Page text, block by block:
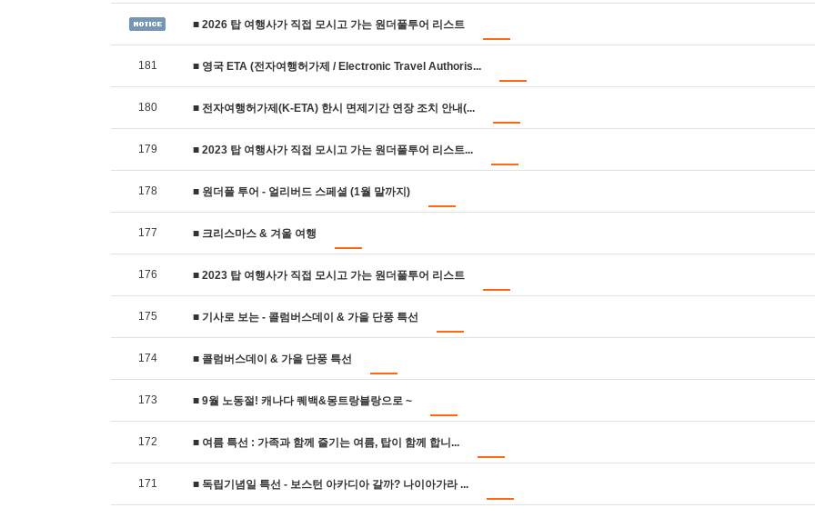
■ 2026 탑 여행사가 직접 모시고 가는 원더풀투어 리스트
181 ■ 영국 ETA (전자여행허가제 / Electronic Travel Authoris...
180 ■ 전자여행허가제(K-ETA) 한시 면제기간 연장 조치 안내(...
179 ■ 2023 탑 여행사가 직접 모시고 가는 원더풀투어 리스트...
178 ■ 원더풀 투어 - 얼리버드 스페셜 (1월 말까지)
177 ■ 크리스마스 & 겨울 여행
176 ■ 2023 탑 여행사가 직접 모시고 가는 원더풀투어 리스트
175 ■ 기사로 보는 - 콜럼버스데이 & 가을 단풍 특선
174 ■ 콜럼버스데이 & 가을 단풍 특선
173 ■ 9월 노동절! 캐나다 퀘백&몽트랑블랑으로 ~
172 ■ 여름 특선 : 가족과 함께 즐기는 여름, 탑이 함께 합니...
171 ■ 독립기념일 특선 - 보스턴 아카디아 갈까? 나이아가라 ...